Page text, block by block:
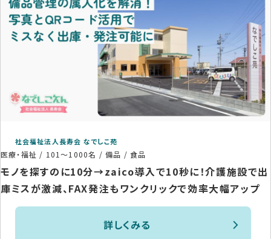
社会福祉法人長寿会 なでしこ苑
医療・福祉 / 101〜1000名 /備品 / 食品
モノを探すのに10分→zaico導入で10秒に！介護施設で出
庫ミスが激減、FAX発注もワンクリックで効率大幅アップ
詳しくみる